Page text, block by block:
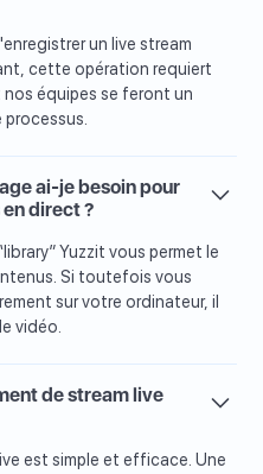
un live stream
cette opération requiert
équipes se feront un
processus.
ai-je besoin pour
direct ?
Yuzzit vous permet le
Si toutefois vous
sur votre ordinateur, il
vidéo.
de stream live
est simple et efficace. Une